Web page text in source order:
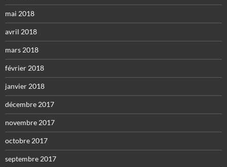
mai 2018
avril 2018
mars 2018
février 2018
janvier 2018
décembre 2017
novembre 2017
octobre 2017
septembre 2017